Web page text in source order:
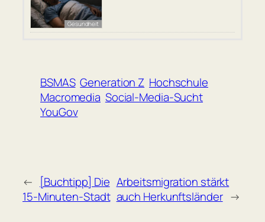
Gesundheit
BSMAS Generation Z Hochschule
Macromedia Social-Media-Sucht
YouGov
←
[Buchtipp] Die
15-Minuten-Stadt
Arbeitsmigration stärkt
auch Herkunftsländer →